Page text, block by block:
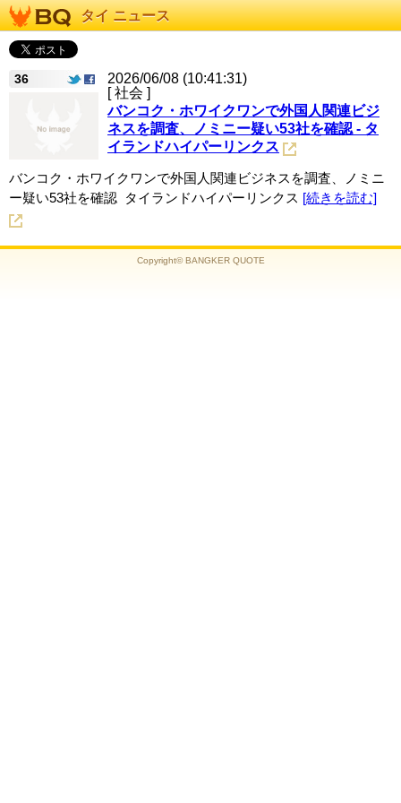
タイ ニュース
36
2026/06/08 (10:41:31)
[ 社会 ]
バンコク・ホワイクワンで外国人関連ビジ
ネスを調査、ノミニー疑い53社を確認 - タ
イランドハイパーリンクス
バンコク・ホワイクワンで外国人関連ビジネスを調査、ノミニ
ー疑い53社を確認 タイランドハイパーリンクス [続きを読む]
Copyright© BANGKER QUOTE